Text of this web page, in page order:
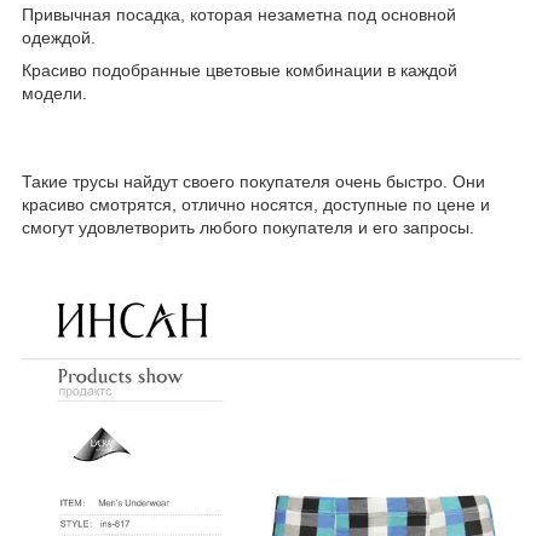
Привычная посадка, которая незаметна под основной
одеждой.
Красиво подобранные цветовые комбинации в каждой
модели.
Такие трусы найдут своего покупателя очень быстро. Они
красиво смотрятся, отлично носятся, доступные по цене и
смогут удовлетворить любого покупателя и его запросы.